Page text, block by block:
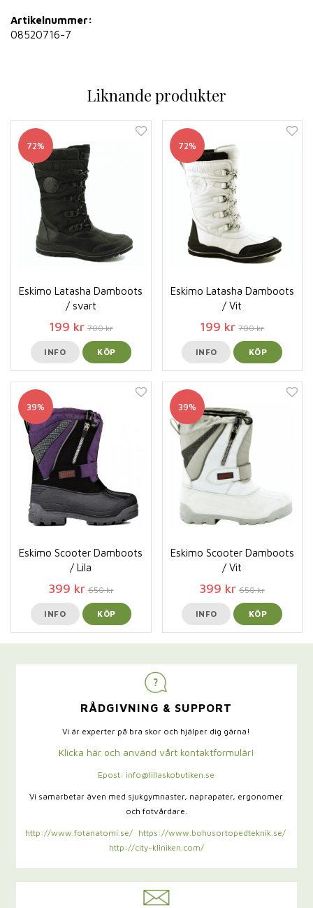
Artikelnummer:
08520716-7
Liknande produkter
72%
Eskimo Latasha Damboots
/ svart
199 kr 700 kr
INFO KÖP
72%
Eskimo Latasha Damboots
/ Vit
199 kr 700 kr
INFO KÖP
39%
Eskimo Scooter Damboots
/ Lila
399 kr 650 kr
INFO KÖP
39%
Eskimo Scooter Damboots
/ Vit
399 kr 650 kr
INFO KÖP
RÅDGIVNING & SUPPORT
Vi är experter på bra skor och hjälper dig gärna!
Klicka här och använd vårt kontaktformulär!
Epost: info@lillaskobutiken.se
Vi samarbetar även med sjukgymnaster, naprapater, ergonomer
och fotvårdare.
http://www.fotanatomi.se/
https://www.bohusortopedteknik.se/
http://city-kliniken.com/